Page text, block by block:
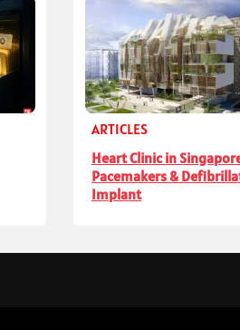
ARTICLES
Heart Clinic in
Pacemakers &
Implant